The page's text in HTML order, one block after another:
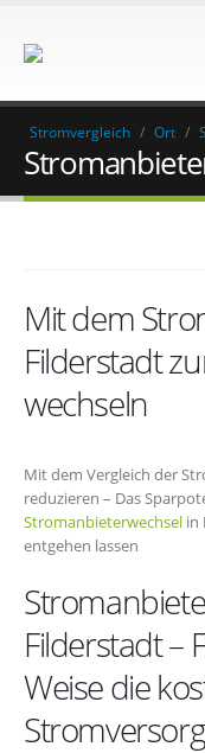
Stromvergleich / Ort /
Mit dem
Filderstadt
wechseln
Mit dem Vergleich der
reduzieren – Das
Stromanbieterwechsel in
entgehen lassen
Filderstadt –
Weise die